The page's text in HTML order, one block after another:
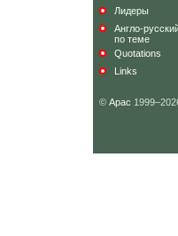
Лидеры
Англо-
по теме
Quotations
Links
© Арас